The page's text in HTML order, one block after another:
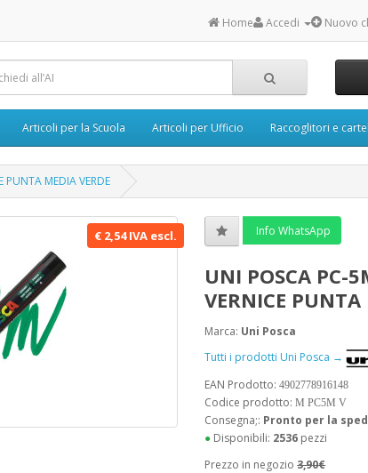
Home Accedi Nuovo
Articoli per la Scuola Articoli per Ufficio Raccoglitori e
PUNTA MEDIA VERDE
€ 2,54 IVA escl. Info WhatsApp
UNI POSCA PC-
VERNICE PUNTA
Marca: Uni Posca
Tutti i prodotti Uni Posca →
EAN Prodotto:4902778916148
Codice prodotto:M PC5M V
Consegna;: Pronto per la
● Disponibili: 2536 pezzi
Prezzo in negozio3,90€